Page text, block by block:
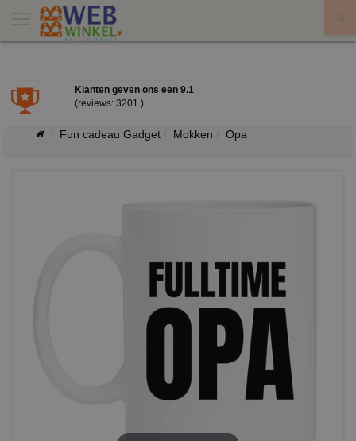
Klanten geven ons een 9.1
(reviews: 3201 )
Fun cadeau Gadget Mokken Opa